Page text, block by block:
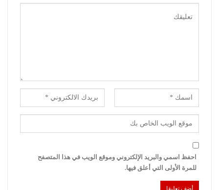
احفظ اسمي والبريد الإلكتروني وموقع الويب في هذا المتصفح
للمرة الأولى التي أعلق فيها.